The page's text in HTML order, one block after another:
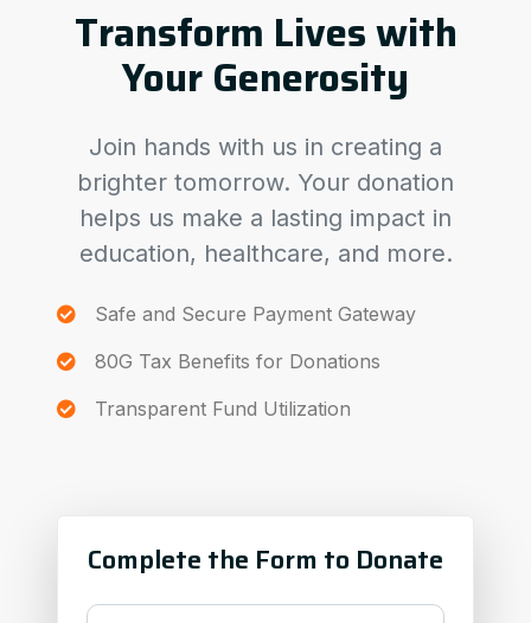
Transform Lives with
Your Generosity
Join hands with us in creating a
brighter tomorrow. Your donation
helps us make a lasting impact in
education, healthcare, and more.
Safe and Secure Payment Gateway
80G Tax Benefits for Donations
Transparent Fund Utilization
Complete the Form to Donate